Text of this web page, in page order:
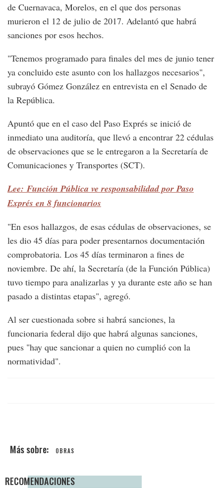
de Cuernavaca, Morelos, en el que dos personas
murieron el 12 de julio de 2017. Adelantó que habrá
sanciones por esos hechos.
"Tenemos programado para finales del mes de junio tener
ya concluido este asunto con los hallazgos necesarios",
subrayó Gómez González en entrevista en el Senado de
la República.
Apuntó que en el caso del Paso Exprés se inició de
inmediato una auditoría, que llevó a encontrar 22 cédulas
de observaciones que se le entregaron a la Secretaría de
Comunicaciones y Transportes (SCT).
Lee: Función Pública ve responsabilidad por Paso
Exprés en 8 funcionarios
"En esos hallazgos, de esas cédulas de observaciones, se
les dio 45 días para poder presentarnos documentación
comprobatoria. Los 45 días terminaron a fines de
noviembre. De ahí, la Secretaría (de la Función Pública)
tuvo tiempo para analizarlas y ya durante este año se han
pasado a distintas etapas", agregó.
Al ser cuestionada sobre si habrá sanciones, la
funcionaria federal dijo que habrá algunas sanciones,
pues "hay que sancionar a quien no cumplió con la
normatividad".
OBRAS
RECOMENDACIONES